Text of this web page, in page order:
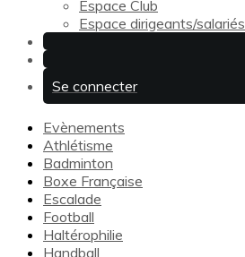
Espace Club
Espace dirigeants/salariés
Se connecter
Evènements
Athlétisme
Badminton
Boxe Française
Escalade
Football
Haltérophilie
Handball